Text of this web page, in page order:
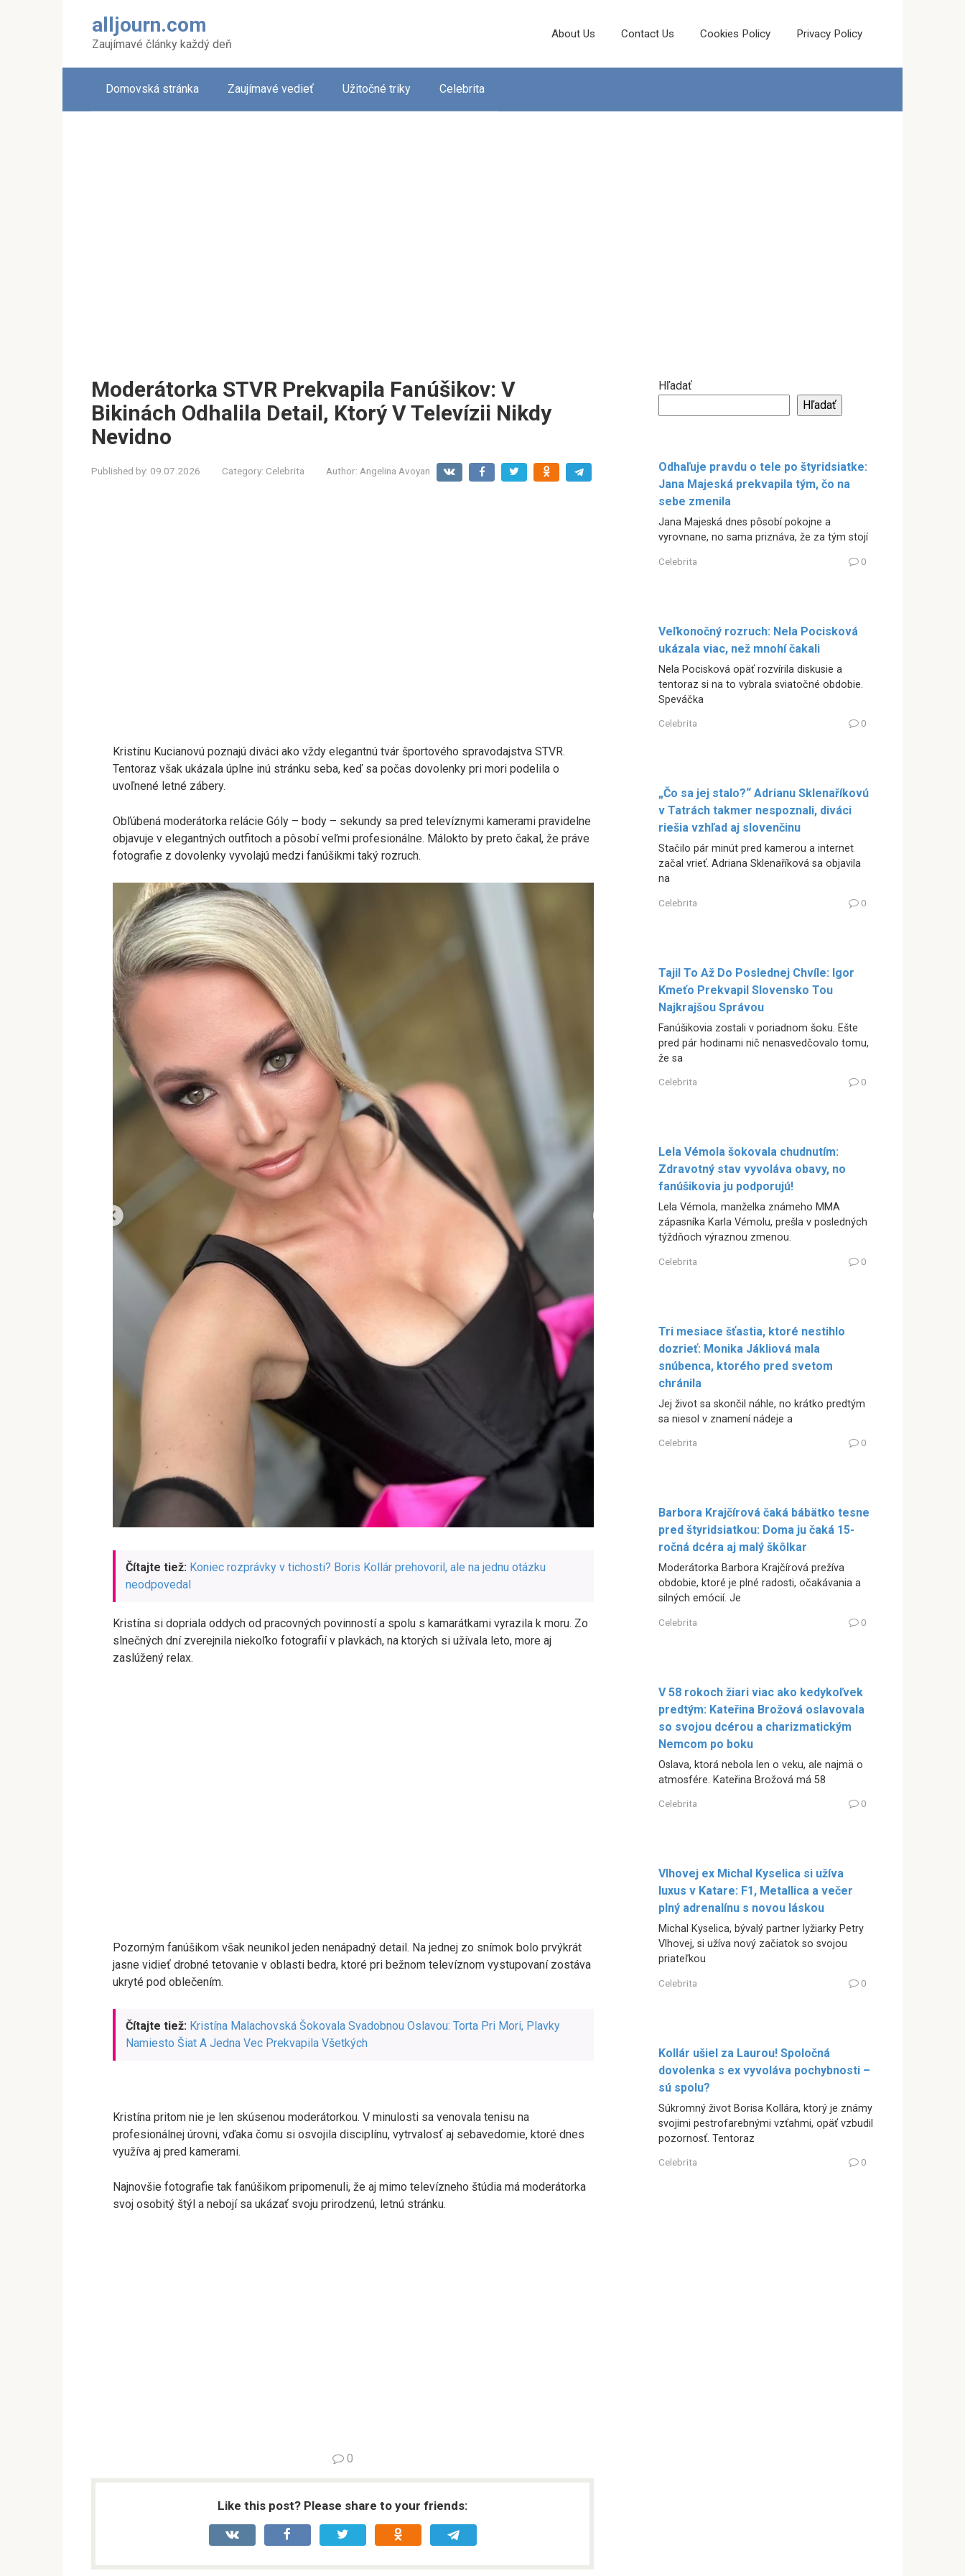
alljourn.com
Zaujímavé články každý deň
About Us Contact Us Cookies Policy Privacy Policy
Domovská stránka Zaujímavé vedieť Užitočné triky Celebrita
Moderátorka STVR Prekvapila Fanúšikov: V
Bikinách Odhalila Detail, Ktorý V Televízii Nikdy
Nevidno
Published by: 09.07.2026 Category: Celebrita Author: Angelina Avoyan
Kristínu Kucianovú poznajú diváci ako vždy elegantnú tvár športového spravodajstva STVR.
Tentoraz však ukázala úplne inú stránku seba, keď sa počas dovolenky pri mori podelila o
uvoľnené letné zábery.
Obľúbená moderátorka relácie Góly – body – sekundy sa pred televíznymi kamerami pravidelne
objavuje v elegantných outfitoch a pôsobí veľmi profesionálne. Málokto by preto čakal, že práve
fotografie z dovolenky vyvolajú medzi fanúšikmi taký rozruch.
Čítajte tiež: Koniec rozprávky v tichosti? Boris Kollár prehovoril, ale na jednu otázku
neodpovedal
Kristína si dopriala oddych od pracovných povinností a spolu s kamarátkami vyrazila k moru. Zo
slnečných dní zverejnila niekoľko fotografií v plavkách, na ktorých si užívala leto, more aj
zaslúžený relax.
Pozorným fanúšikom však neunikol jeden nenápadný detail. Na jednej zo snímok bolo prvýkrát
jasne vidieť drobné tetovanie v oblasti bedra, ktoré pri bežnom televíznom vystupovaní zostáva
ukryté pod oblečením.
Čítajte tiež: Kristína Malachovská Šokovala Svadobnou Oslavou: Torta Pri Mori, Plavky
Namiesto Šiat A Jedna Vec Prekvapila Všetkých
Kristína pritom nie je len skúsenou moderátorkou. V minulosti sa venovala tenisu na
profesionálnej úrovni, vďaka čomu si osvojila disciplínu, vytrvalosť aj sebavedomie, ktoré dnes
využíva aj pred kamerami.
Najnovšie fotografie tak fanúšikom pripomenuli, že aj mimo televízneho štúdia má moderátorka
svoj osobitý štýl a nebojí sa ukázať svoju prirodzenú, letnú stránku.
0
Like this post? Please share to your friends:
Hľadať
Hľadať
Odhaľuje pravdu o tele po štyridsiatke:
Jana Majeská prekvapila tým, čo na
sebe zmenila
Jana Majeská dnes pôsobí pokojne a
vyrovnane, no sama priznáva, že za tým stojí
Celebrita 0
Veľkonočný rozruch: Nela Pocisková
ukázala viac, než mnohí čakali
Nela Pocisková opäť rozvírila diskusie a
tentoraz si na to vybrala sviatočné obdobie.
Speváčka
Celebrita 0
„Čo sa jej stalo?“ Adrianu Sklenaříkovú
v Tatrách takmer nespoznali, diváci
riešia vzhľad aj slovenčinu
Stačilo pár minút pred kamerou a internet
začal vrieť. Adriana Sklenaříková sa objavila
na
Celebrita 0
Tajil To Až Do Poslednej Chvíle: Igor
Kmeťo Prekvapil Slovensko Tou
Najkrajšou Správou
Fanúšikovia zostali v poriadnom šoku. Ešte
pred pár hodinami nič nenasvedčovalo tomu,
že sa
Celebrita 0
Lela Vémola šokovala chudnutím:
Zdravotný stav vyvoláva obavy, no
fanúšikovia ju podporujú!
Lela Vémola, manželka známeho MMA
zápasníka Karla Vémolu, prešla v posledných
týždňoch výraznou zmenou.
Celebrita 0
Tri mesiace šťastia, ktoré nestihlo
dozrieť: Monika Jákliová mala
snúbenca, ktorého pred svetom
chránila
Jej život sa skončil náhle, no krátko predtým
sa niesol v znamení nádeje a
Celebrita 0
Barbora Krajčírová čaká bábätko tesne
pred štyridsiatkou: Doma ju čaká 15-
ročná dcéra aj malý škôlkar
Moderátorka Barbora Krajčírová prežíva
obdobie, ktoré je plné radosti, očakávania a
silných emócií. Je
Celebrita 0
V 58 rokoch žiari viac ako kedykoľvek
predtým: Kateřina Brožová oslavovala
so svojou dcérou a charizmatickým
Nemcom po boku
Oslava, ktorá nebola len o veku, ale najmä o
atmosfére. Kateřina Brožová má 58
Celebrita 0
Vlhovej ex Michal Kyselica si užíva
luxus v Katare: F1, Metallica a večer
plný adrenalínu s novou láskou
Michal Kyselica, bývalý partner lyžiarky Petry
Vlhovej, si užíva nový začiatok so svojou
priateľkou
Celebrita 0
Kollár ušiel za Laurou! Spoločná
dovolenka s ex vyvoláva pochybnosti –
sú spolu?
Súkromný život Borisa Kollára, ktorý je známy
svojimi pestrofarebnými vzťahmi, opäť vzbudil
pozornosť. Tentoraz
Celebrita 0